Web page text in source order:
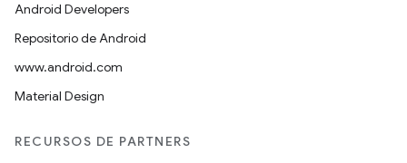
Android Developers
Repositorio de Android
www.android.com
Material Design
RECURSOS DE PARTNERS